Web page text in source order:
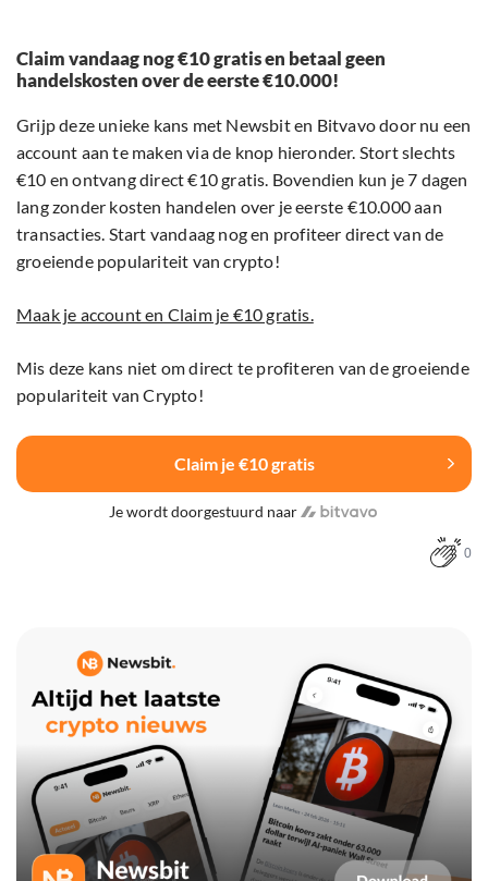
Claim vandaag nog €10 gratis en betaal geen
handelskosten over de eerste €10.000!
Grijp deze unieke kans met Newsbit en Bitvavo door nu een
account aan te maken via de knop hieronder. Stort slechts
€10 en ontvang direct €10 gratis. Bovendien kun je 7 dagen
lang zonder kosten handelen over je eerste €10.000 aan
transacties. Start vandaag nog en profiteer direct van de
groeiende populariteit van crypto!
Maak je account en Claim je €10 gratis.
Mis deze kans niet om direct te profiteren van de groeiende
populariteit van Crypto!
Claim je €10 gratis
Je wordt doorgestuurd naar
0